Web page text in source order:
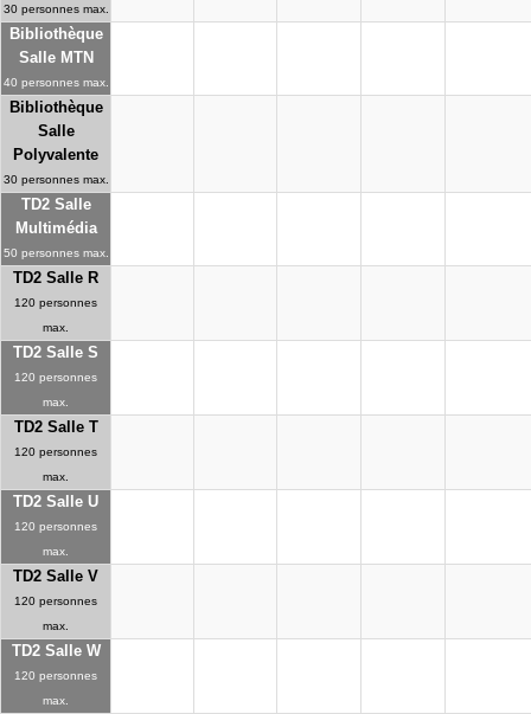
30 personnes max.
Bibliothèque
Salle MTN
40 personnes max.
Bibliothèque
Salle
Polyvalente
30 personnes max.
TD2 Salle
Multimédia
50 personnes max.
TD2 Salle R
120 personnes
max.
TD2 Salle S
120 personnes
max.
TD2 Salle T
120 personnes
max.
TD2 Salle U
120 personnes
max.
TD2 Salle V
120 personnes
max.
TD2 Salle W
120 personnes
max.